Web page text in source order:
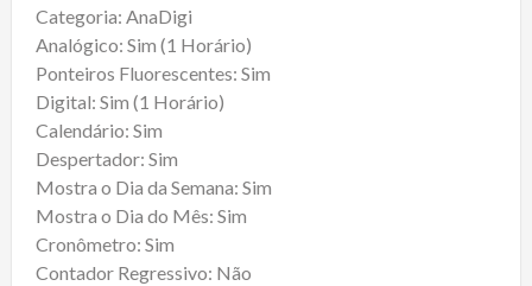
Categoria: AnaDigi
Analógico: Sim (1 Horário)
Ponteiros Fluorescentes: Sim
Digital: Sim (1 Horário)
Calendário: Sim
Despertador: Sim
Mostra o Dia da Semana: Sim
Mostra o Dia do Mês: Sim
Cronômetro: Sim
Contador Regressivo: Não